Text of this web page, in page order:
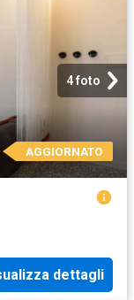
4 foto
AGGIORNATO
dettagli